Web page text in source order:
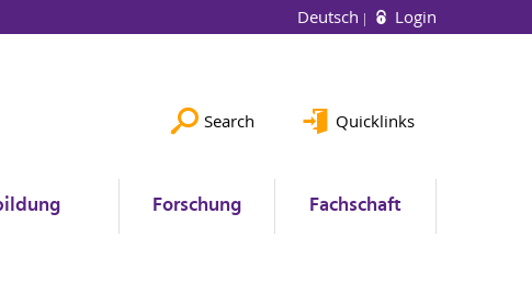
Deutsch Login
Search Quicklinks
Forschung Fachschaft